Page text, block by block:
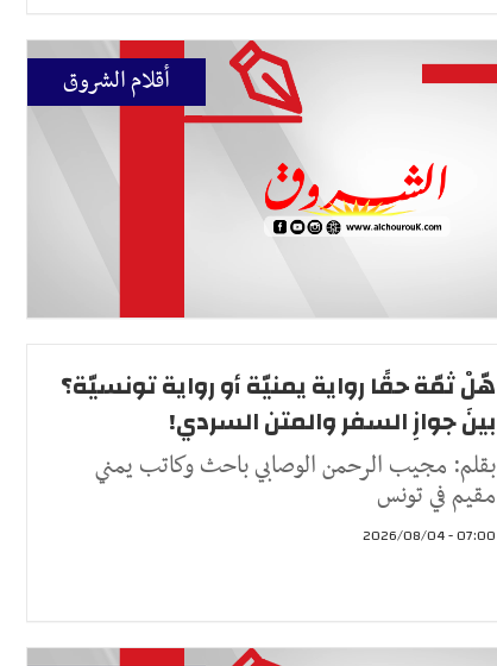
أقلام الشروق
هّلْ ثمّة حقًا رواية يمنيّة أو رواية تونسيّة؟
بينَ جوازِ السفر والمتن السردي!
بقلم: مجيب الرحمن الوصابي باحث وكاتب يمني
مقيم في تونس
07:00 - 2026/08/04